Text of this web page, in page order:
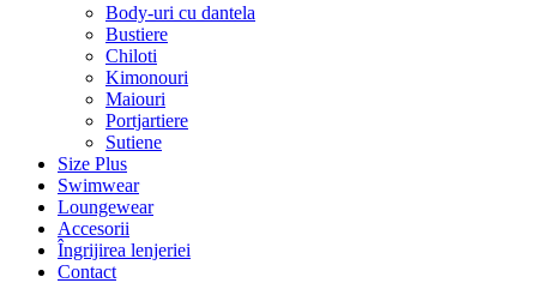
Body-uri cu dantela
Bustiere
Chiloti
Kimonouri
Maiouri
Portjartiere
Sutiene
Size Plus
Swimwear
Loungewear
Accesorii
Îngrijirea lenjeriei
Contact